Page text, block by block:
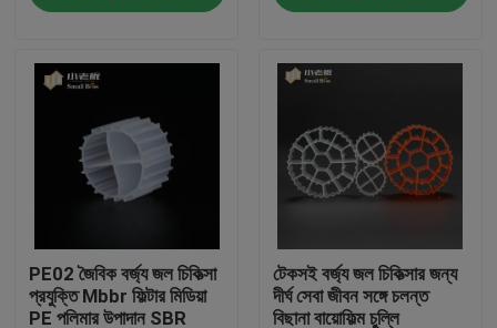
উদ্ধৃতির জন্য আবেদন
এমবিবিআর ফিল্টার মিডিয়া
এমবিবিআর বায়ো মিডিয়া
PE02 জৈবিক বর্জ্য জল চিকিত্সা
প্রযুক্তি Mbbr ফিল্টার মিডিয়া
PE পলিমার উপাদান SBR
টেকসই বর্জ্য জল চিকিত্সার জন্য
দীর্ঘ সেবা জীবন সঙ্গে চলন্ত
বিছানা বায়োফিল্ম চুল্লি